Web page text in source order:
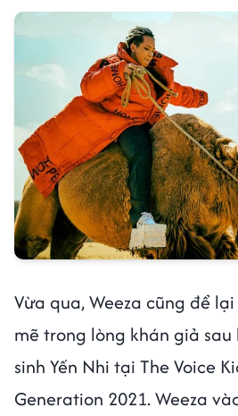
Vừa qua, Weeza cũng để
mẽ trong lòng khán giả
sinh Yến Nhi tại The Voice
Generation 2021. Weeza